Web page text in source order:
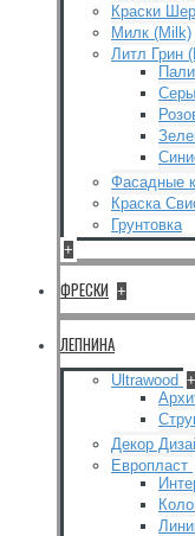
Краски
Милк (Milk)
Литл Грин
Фасадные
Краска
Грунтовка
+
ФРЕСКИ +
ЛЕПНИНА
Ultrawood +
Декор
Европласт